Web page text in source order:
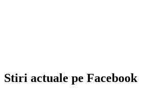
Stiri actuale pe Facebook